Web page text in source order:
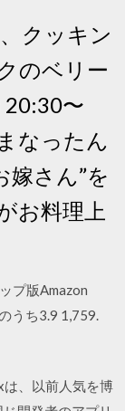
クッキン
のベリー
〜
なったん
嫁さん”を
お料理上
プ版Amazon
うち3.9 1,759.
、以前人気を博